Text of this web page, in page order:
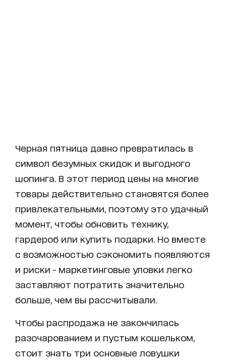
Черная пятница давно превратилась в
символ безумных скидок и выгодного
шопинга. В этот период цены на многие
товары действительно становятся более
привлекательными, поэтому это удачный
момент, чтобы обновить технику,
гардероб или купить подарки. Но вместе
с возможностью сэкономить появляются
и риски - маркетинговые уловки легко
заставляют потратить значительно
больше, чем вы рассчитывали.
Чтобы распродажа не закончилась
разочарованием и пустым кошельком,
стоит знать три основные ловушки